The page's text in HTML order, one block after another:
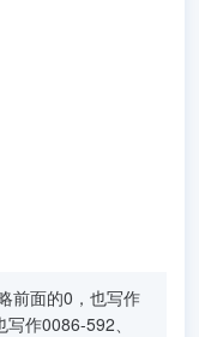
前面的0，也写作
写作0086-592、